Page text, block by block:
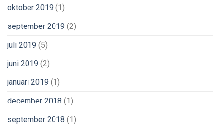
oktober 2019 (1)
september 2019 (2)
juli 2019 (5)
juni 2019 (2)
januari 2019 (1)
december 2018 (1)
september 2018 (1)